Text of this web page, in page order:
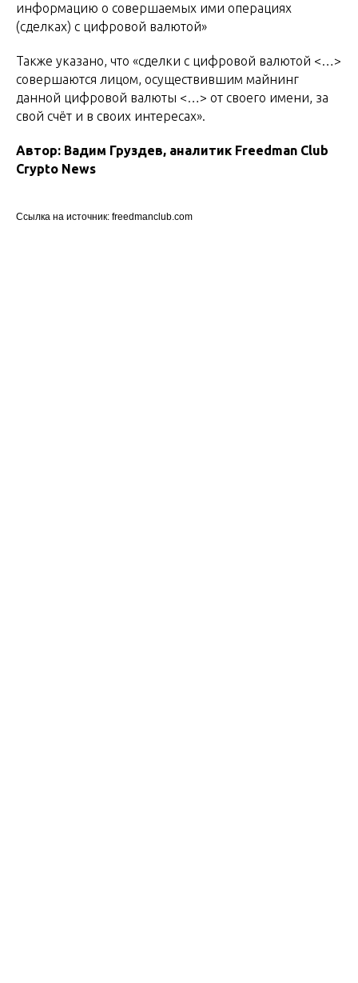
информацию о совершаемых ими операциях
(сделках) с цифровой валютой»
Также указано, что «сделки с цифровой валютой <…>
совершаются лицом, осуществившим майнинг
данной цифровой валюты <…> от своего имени, за
свой счёт и в своих интересах».
Автор: Вадим Груздев, аналитик Freedman Сlub
Crypto News
Ссылка на источник: freedmanclub.com